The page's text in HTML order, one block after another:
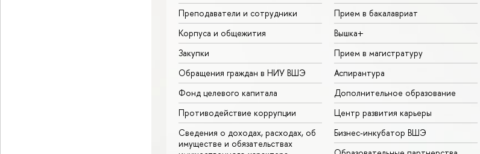
Преподаватели и сотрудники
Корпуса и общежития
Закупки
Обращения граждан в НИУ ВШЭ
Фонд целевого капитала
Противодействие коррупции
Сведения о доходах, расходах, об
имуществе и обязательствах
Прием в бакалавриат
Вышка+
Прием в магистратуру
Аспирантура
Дополнительное образование
Центр развития карьеры
Бизнес-инкубатор ВШЭ